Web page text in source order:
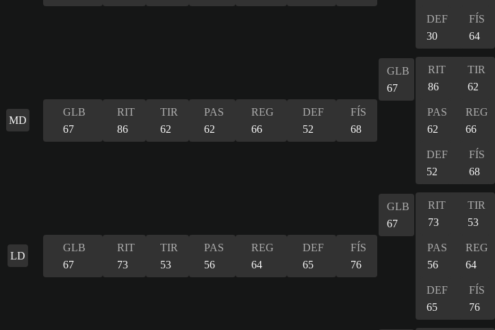
DEF
30
FÍS
64
MD
GLB
67
RIT
86
TIR
62
PAS
62
REG
66
DEF
52
FÍS
68
GLB
67
RIT
86
TIR
62
PAS
62
REG
66
DEF
52
FÍS
68
LD
GLB
67
RIT
73
TIR
53
PAS
56
REG
64
DEF
65
FÍS
76
GLB
67
RIT
73
TIR
53
PAS
56
REG
64
DEF
65
FÍS
76